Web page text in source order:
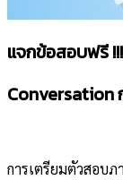
แจกข้อสอบฟรี !!!​
Conversation
การเตรียมตัวสอบ